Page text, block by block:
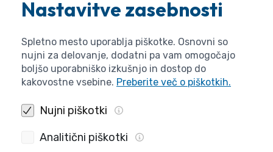
Splošne zadeve
Pravne zadeve
Nastavitve zasebnosti
Spletno mesto uporablja piškotke. Osnovni so
nujni za delovanje, dodatni pa vam omogočajo
boljšo uporabniško izkušnjo in dostop do
kakovostne vsebine. Preberite več o piškotkih.
Nujni piškotki
Analitični piškotki